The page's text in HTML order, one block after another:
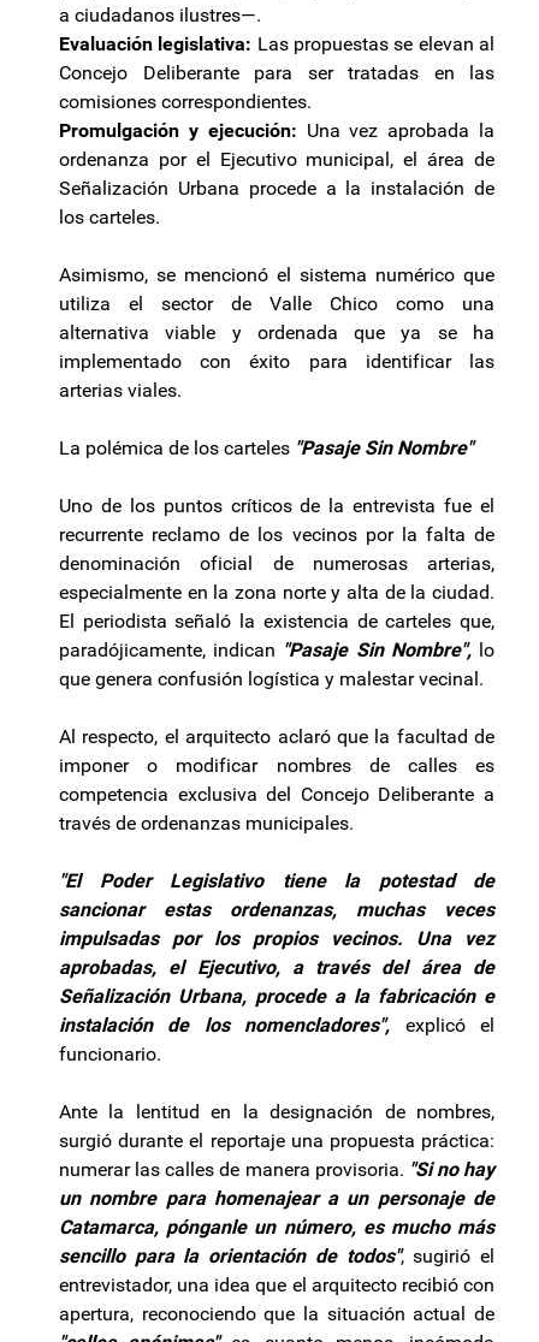
a ciudadanos ilustres—.
Evaluación legislativa: Las propuestas se elevan al
Concejo Deliberante para ser tratadas en las
comisiones correspondientes.
Promulgación y ejecución: Una vez aprobada la
ordenanza por el Ejecutivo municipal, el área de
Señalización Urbana procede a la instalación de
los carteles.
Asimismo, se mencionó el sistema numérico que
utiliza el sector de Valle Chico como una
alternativa viable y ordenada que ya se ha
implementado con éxito para identificar las
arterias viales.
La polémica de los carteles "Pasaje Sin Nombre"
Uno de los puntos críticos de la entrevista fue el
recurrente reclamo de los vecinos por la falta de
denominación oficial de numerosas arterias,
especialmente en la zona norte y alta de la ciudad.
El periodista señaló la existencia de carteles que,
paradójicamente, indican "Pasaje Sin Nombre",lo
que genera confusión logística y malestar vecinal.
Al respecto, el arquitecto aclaró que la facultad de
imponer o modificar nombres de calles es
competencia exclusiva del Concejo Deliberante a
través de ordenanzas municipales.
"El Poder Legislativo tiene la potestad de
sancionar estas ordenanzas, muchas veces
impulsadas por los propios vecinos. Una vez
aprobadas, el Ejecutivo, a través del área de
Señalización Urbana, procede a la fabricación e
instalación de los nomencladores", explicó el
funcionario.
Ante la lentitud en la designación de nombres,
surgió durante el reportaje una propuesta práctica:
numerar las calles de manera provisoria. "Si no hay
un nombre para homenajear a un personaje de
Catamarca, pónganle un número, es mucho más
sencillo para la orientación de todos", sugirió el
entrevistador, una idea que el arquitecto recibió con
apertura, reconociendo que la situación actual de